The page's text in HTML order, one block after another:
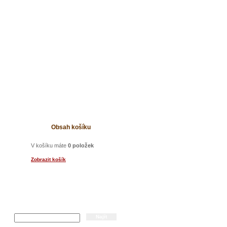
Obsah košíku
V košíku máte 0 položek
Zobrazit košík